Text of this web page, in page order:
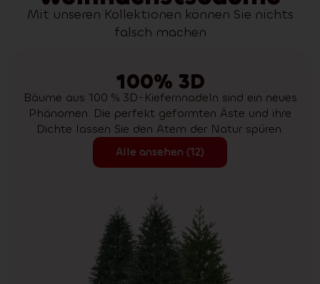
Mit unseren Kollektionen können Sie nichts
falsch machen
100% 3D
Bäume aus 100 % 3D-Kiefernnadeln sind ein neues
Phänomen. Die perfekt geformten Äste und ihre
Dichte lassen Sie den Atem der Natur spüren.
Alle ansehen (12)